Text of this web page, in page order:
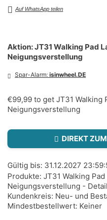
Auf WhatsApp teilen
Aktion: JT31 Walking Pad
Neigungsverstellung
Spar-Alarm: isinwheel.DE
€99,99 to get JT31 Walking
Neigungsverstellung
DIREKT
Gültig bis: 31.12.2027
Produkte: JT31 Walking Pad
Neigungsverstellung -
Kundenkreis: Neu- und
Mindestbestellwert: Keiner